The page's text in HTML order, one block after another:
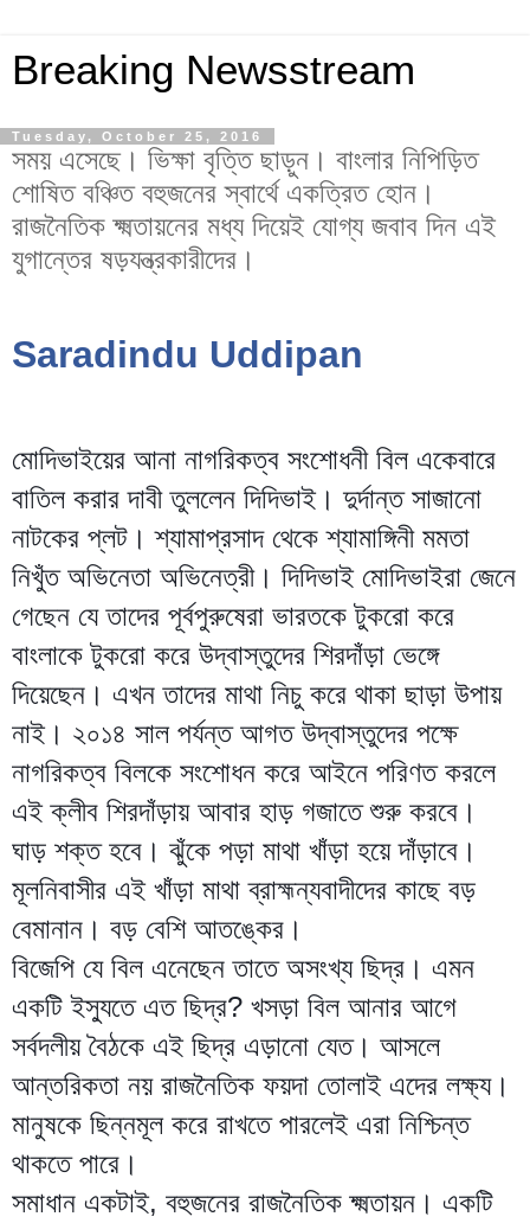
Breaking Newsstream
Tuesday, October 25, 2016
সময় এসেছে। ভিক্ষা বৃত্তি ছাড়ুন। বাংলার নিপিড়িত
শোষিত বঞ্চিত বহুজনের স্বার্থে একত্রিত হোন।
রাজনৈতিক ক্ষ্মতায়নের মধ্য দিয়েই যোগ্য জবাব দিন এই
যুগান্তের ষড়যন্ত্রকারীদের।
Saradindu Uddipan
মোদিভাইয়ের আনা নাগরিকত্ব সংশোধনী বিল একেবারে
বাতিল করার দাবী তুললেন দিদিভাই। দুর্দান্ত সাজানো
নাটকের প্লট। শ্যামাপ্রসাদ থেকে শ্যামাঙ্গিনী মমতা
নিখুঁত অভিনেতা অভিনেত্রী। দিদিভাই মোদিভাইরা জেনে
গেছেন যে তাদের পূর্বপুরুষেরা ভারতকে টুকরো করে
বাংলাকে টুকরো করে উদ্বাস্তুদের শিরদাঁড়া ভেঙ্গে
দিয়েছেন। এখন তাদের মাথা নিচু করে থাকা ছাড়া উপায়
নাই। ২০১৪ সাল পর্যন্ত আগত উদ্বাস্তুদের পক্ষে
নাগরিকত্ব বিলকে সংশোধন করে আইনে পরিণত করলে
এই ক্লীব শিরদাঁড়ায় আবার হাড় গজাতে শুরু করবে।
ঘাড় শক্ত হবে। ঝুঁকে পড়া মাথা খাঁড়া হয়ে দাঁড়াবে।
মূলনিবাসীর এই খাঁড়া মাথা ব্রাহ্মন্যবাদীদের কাছে বড়
বেমানান। বড় বেশি আতঙ্কের।
বিজেপি যে বিল এনেছেন তাতে অসংখ্য ছিদ্র। এমন
একটি ইস্যুতে এত ছিদ্র? খসড়া বিল আনার আগে
সর্বদলীয় বৈঠকে এই ছিদ্র এড়ানো যেত। আসলে
আন্তরিকতা নয় রাজনৈতিক ফয়দা তোলাই এদের লক্ষ্য।
মানুষকে ছিন্নমূল করে রাখতে পারলেই এরা নিশ্চিন্ত
থাকতে পারে।
সমাধান একটাই, বহুজনের রাজনৈতিক ক্ষ্মতায়ন। একটি